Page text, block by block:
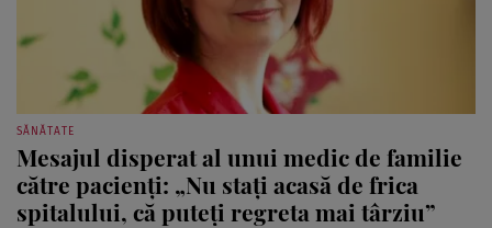
SĂNĂTATE
Mesajul disperat al unui medic de familie
către pacienți: „Nu stați acasă de frica
spitalului, că puteți regreta mai târziu”